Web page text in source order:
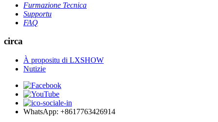
Furmazione Tecnica
Supportu
FAQ
circa
À propositu di LXSHOW
Nutizie
WhatsApp: +8617763426914